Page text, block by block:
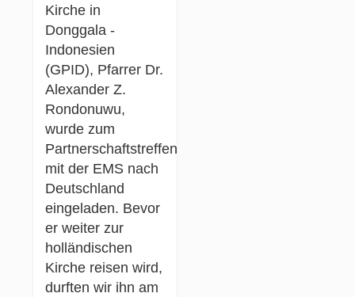
Kirche in
Donggala -
Indonesien
(GPID), Pfarrer Dr.
Alexander Z.
Rondonuwu,
wurde zum
Partnerschaftstreffen
mit der EMS nach
Deutschland
eingeladen. Bevor
er weiter zur
holländischen
Kirche reisen wird,
durften wir ihn am